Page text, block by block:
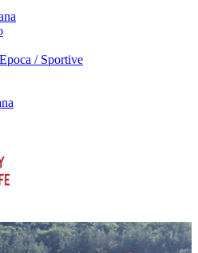
/ Sportive